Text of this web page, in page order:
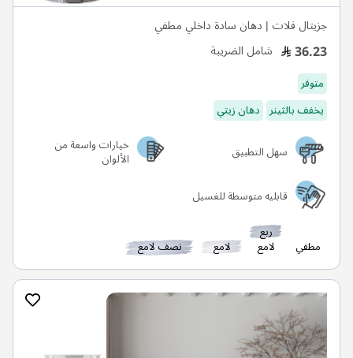
جزيتال فلات | دهان سادة داخلي مطفي
36.23 شامل الضريبة
متوفر
يخفف بالثينر دهان زيتي
سهل التطبيق
خيارات واسعة من
الألوان
قابليه متوسطة للغسيل
مطفي
ربع
لامع لامع نصف لامع